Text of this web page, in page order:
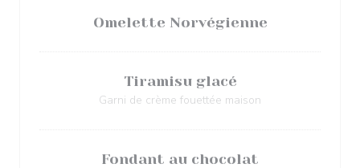
Omelette Norvégienne
Tiramisu glacé
Garni de crème fouettée maison
Fondant au chocolat